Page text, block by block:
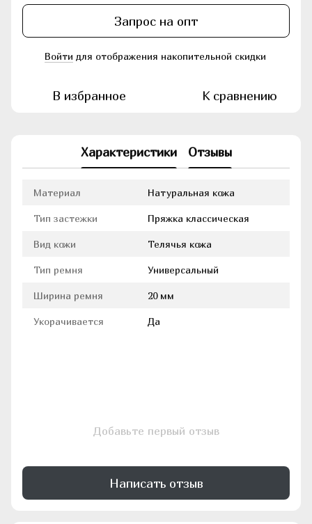
Запрос на опт
Войти для отображения накопительной скидки
В избранное К сравнению
Характеристики Отзывы
Материал Натуральная кожа
Тип застежки Пряжка классическая
Вид кожи Телячья кожа
Тип ремня Универсальный
Ширина ремня 20 мм
Укорачивается Да
Добавьте первый отзыв
Написать отзыв